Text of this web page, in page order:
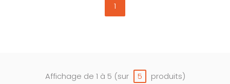
1
Affichage de 1 à 5 (sur 5 produits)